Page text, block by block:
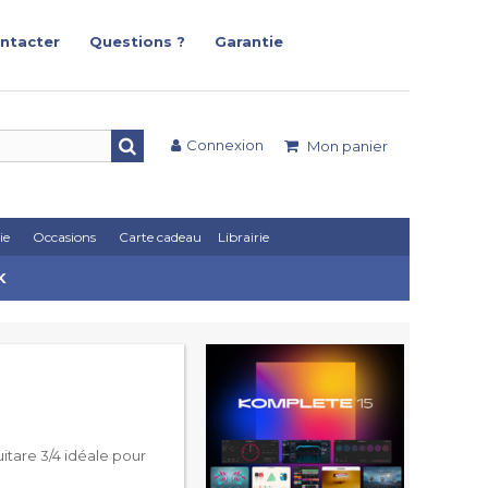
Questions ? Garantie
Mon panier
Connexion
Occasions Carte cadeau Librairie
3/4 idéale pour